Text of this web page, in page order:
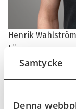
Samtycke
Denna
Henrik Wahlström
Läs mer